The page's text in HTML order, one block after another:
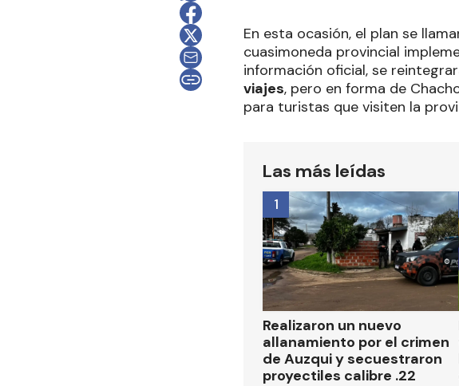
En esta ocasión, el plan se
cuasimoneda provincial
información oficial, se
viajes, pero en forma de
para turistas que visiten la
Las más leídas
Realizaron un nuevo
allanamiento por el crimen
de Auzqui y secuestraron
proyectiles calibre .22
1